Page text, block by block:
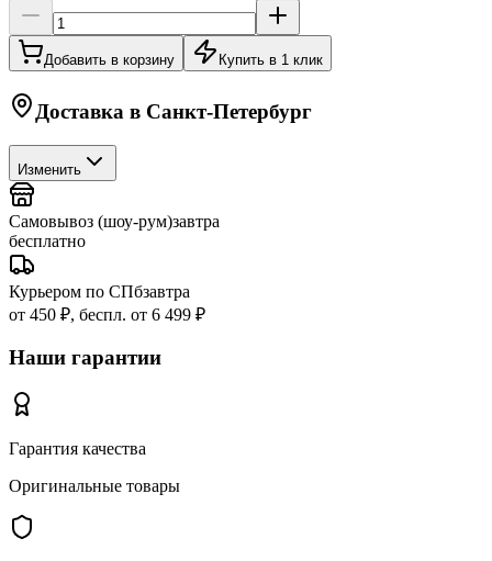
Добавить в корзину Купить в 1 клик
Доставка в Санкт-Петербург
Изменить
Самовывоз (шоу-рум)завтра
бесплатно
Курьером по СПбзавтра
от 450 ₽, беспл. от 6 499 ₽
Наши гарантии
Гарантия качества
Оригинальные товары